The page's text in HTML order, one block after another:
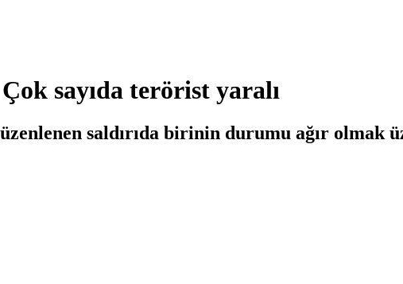
sayıda terörist yaralı
saldırıda birinin durumu ağır olmak